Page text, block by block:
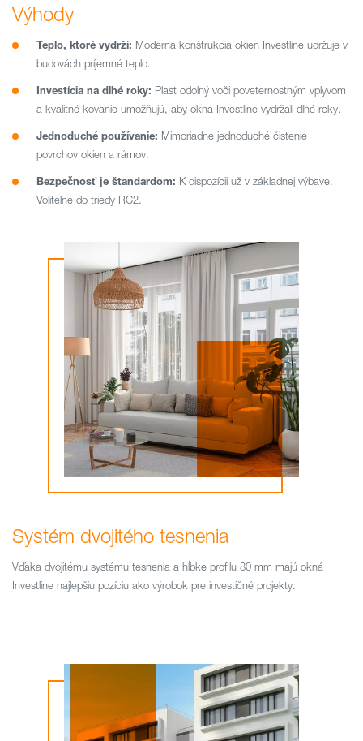
Výhody
Teplo, ktoré vydrží: Moderná konštrukcia okien Investline udržuje v
budovách príjemné teplo.
Investícia na dlhé roky: Plast odolný voči poveternostným vplyvom
a kvalitné kovanie umožňujú, aby okná Investline vydržali dlhé roky.
Jednoduché používanie: Mimoriadne jednoduché čistenie
povrchov okien a rámov.
Bezpečnosť je štandardom: K dispozícii už v základnej výbave.
Voliteľné do triedy RC2.
Systém dvojitého tesnenia
Vďaka dvojitému systému tesnenia a hĺbke profilu 80 mm majú okná
Investline najlepšiu pozíciu ako výrobok pre investičné projekty.